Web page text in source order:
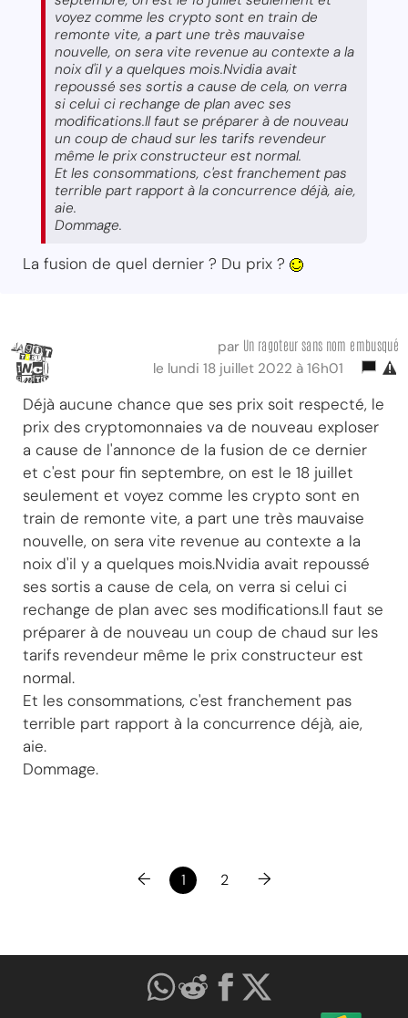
voyez comme les crypto sont en train de
remonte vite, a part une très mauvaise
nouvelle, on sera vite revenue au contexte a la
noix d'il y a quelques mois.Nvidia avait
repoussé ses sortis a cause de cela, on verra
si celui ci rechange de plan avec ses
modifications.Il faut se préparer à de nouveau
un coup de chaud sur les tarifs revendeur
même le prix constructeur est normal.
Et les consommations, c'est franchement pas
terrible part rapport à la concurrence déjà, aie,
aie.
Dommage.
La fusion de quel dernier ? Du prix ?
par Un ragoteur sans nom embusqué
le lundi 18 juillet 2022 à 16h01
Déjà aucune chance que ses prix soit respecté, le
prix des cryptomonnaies va de nouveau exploser
a cause de l'annonce de la fusion de ce dernier
et c'est pour fin septembre, on est le 18 juillet
seulement et voyez comme les crypto sont en
train de remonte vite, a part une très mauvaise
nouvelle, on sera vite revenue au contexte a la
noix d'il y a quelques mois.Nvidia avait repoussé
ses sortis a cause de cela, on verra si celui ci
rechange de plan avec ses modifications.Il faut se
préparer à de nouveau un coup de chaud sur les
tarifs revendeur même le prix constructeur est
normal.
Et les consommations, c'est franchement pas
terrible part rapport à la concurrence déjà, aie,
aie.
Dommage.
← 1 2 →